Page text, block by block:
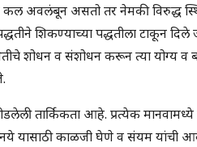
कल अवलंबून असतो तर नेमकी विरुद्ध
शिकण्याच्या पद्धतीला टाकून दिले
शोधन व संशोधन करून त्या योग्य व
तार्किकता आहे. प्रत्येक
यासाठी काळजी घेणे व संयम यांची